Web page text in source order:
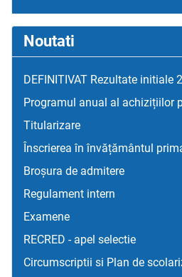
Noutati
DEFINITIVAT Rezultate initiale
Programul anual al achizițiilor
Titularizare
Înscrierea în învățământul
Broșura de admitere
Regulament intern
Examene
RECRED - apel selectie
Circumscriptii si Plan de